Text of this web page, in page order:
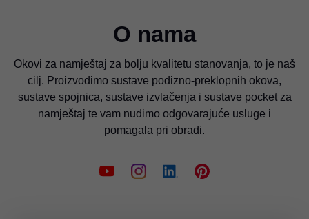
O nama
Okovi za namještaj za bolju kvalitetu stanovanja, to je naš
cilj. Proizvodimo sustave podizno-preklopnih okova,
sustave spojnica, sustave izvlačenja i sustave pocket za
namještaj te vam nudimo odgovarajuće usluge i
pomagala pri obradi.